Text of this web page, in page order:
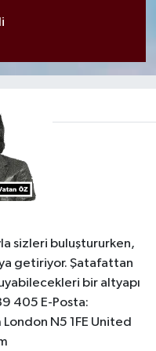
sizleri buluştururken,
getiriyor. Şatafattan
bir altyapı
405 E-Posta:
London N5 1FE United